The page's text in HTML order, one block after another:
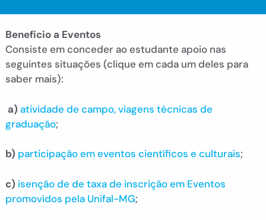
Benefício a Eventos
Consiste em conceder ao estudante apoio nas
seguintes situações (clique em cada um deles para
saber mais):
a) atividade de campo, viagens técnicas de
graduação;
b) participação em eventos científicos e culturais;
c) isenção de de taxa de inscrição em Eventos
promovidos pela Unifal-MG;